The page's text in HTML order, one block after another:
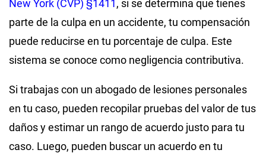
New York (CVP) §1411, si se determina que tienes
parte de la culpa en un accidente, tu compensación
puede reducirse en tu porcentaje de culpa. Este
sistema se conoce como negligencia contributiva.
Si trabajas con un abogado de lesiones personales
en tu caso, pueden recopilar pruebas del valor de tus
daños y estimar un rango de acuerdo justo para tu
caso. Luego, pueden buscar un acuerdo en tu